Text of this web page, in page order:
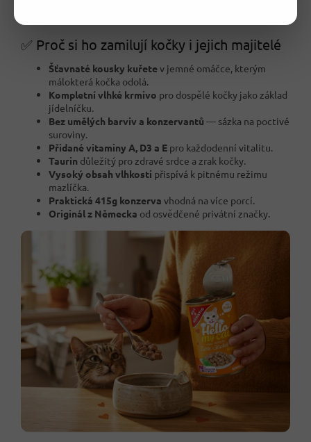
✅ Proč si ho zamilují kočky i jejich majitelé
Šťavnaté kousky kuřetev jemné omáčce, kterým
málokterá kočka odolá.
Kompletní vlhké krmivo pro dospělé kočky jako základ
jídelníčku.
Bez umělých barviv a konzervantů — sázka na poctivé
suroviny.
Přidané vitaminy A, D3 a E pro každodenní vitalitu.
Taurin důležitý pro zdravé srdce a zrak kočky.
Vysoký obsah vlhkosti přispívá k pitnému režimu
mazlíčka.
Praktická 415g konzerva vhodná na více porcí.
Originál z Německa od osvědčené privátní značky.